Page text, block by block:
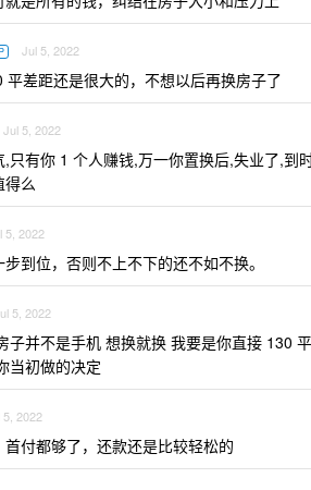
Jul 5, 2022
平差距还是很大的，不想以后再换房子了
Jul 5, 2022
只有你 1 个人赚钱,万一你置换后,失业了,到
得么
5, 2022
到位，否则不上不下的还不如不换。
5, 2022
子并不是手机 想换就换 我要是你直接 130
当初做的决定
5, 2022
付都够了，还款还是比较轻松的